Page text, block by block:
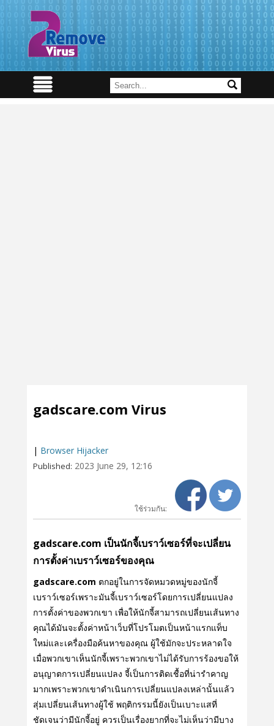
gadscare.com Virus
| Browser Hijacker
Published: 2023 June 29, 12:16
ใช้ร่วมกัน:
gadscare.com เป็นนักจี้เบราว์เซอร์ที่จะเปลี่ยน
การตั้งค่าเบราว์เซอร์ของคุณ
gadscare.com ตกอยู่ในการจัดหมวดหมู่ของนักจี้
เบราว์เซอร์เพราะมันจี้เบราว์เซอร์โดยการเปลี่ยนแปลง
การตั้งค่าของพวกเขา เพื่อให้นักจี้สามารถเปลี่ยนเส้นทาง
คุณได้มันจะตั้งค่าหน้าเว็บที่โปรโมตเป็นหน้าแรกแท็บ
ใหม่และเครื่องมือค้นหาของคุณ ผู้ใช้มักจะประหลาดใจ
เมื่อพวกเขาเห็นนักจี้เพราะพวกเขาไม่ได้รับการร้องขอให้
อนุญาตการเปลี่ยนแปลง จี้เป็นการติดเชื้อที่น่ารําคาญ
มากเพราะพวกเขาดําเนินการเปลี่ยนแปลงเหล่านั้นแล้ว
สุ่มเปลี่ยนเส้นทางผู้ใช้ พฤติกรรมนี้ยังเป็นเบาะแสที่
ชัดเจนว่ามีนักจี้อยู่ ควรเป็นเรื่องยากที่จะไม่เห็นว่ามีบาง